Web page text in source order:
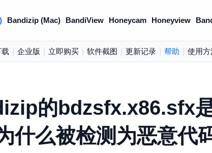
Bandizip (Mac) BandiView Honeycam Honeyview
企业版 立即购买 软件截图 更新记录 帮助 使用方
的bdzsfx.x86.sfx
什么被检测为恶意代